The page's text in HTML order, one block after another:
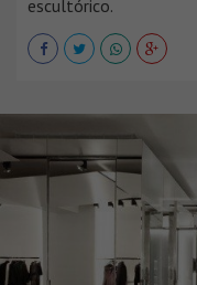
escultórico.